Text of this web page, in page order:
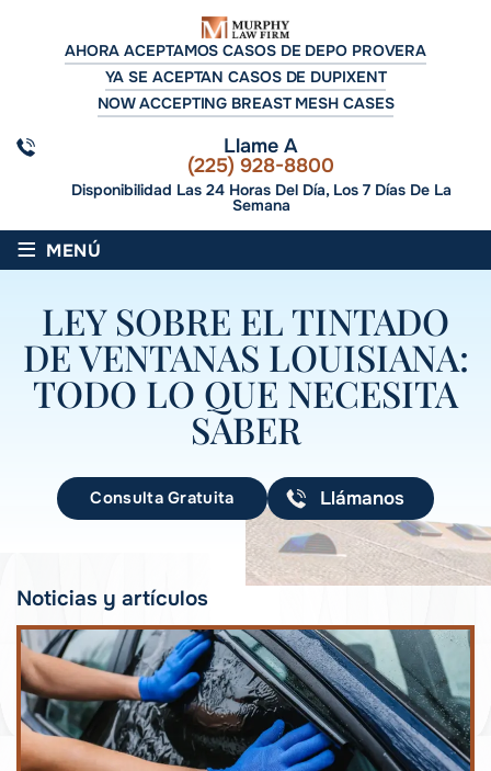
AHORA ACEPTAMOS CASOS DE DEPO PROVERA
YA SE ACEPTAN CASOS DE DUPIXENT
NOW ACCEPTING BREAST MESH CASES
Llame A
(225) 928-8800
Disponibilidad Las 24 Horas Del Día, Los 7 Días De La
Semana
≡ MENÚ
LEY SOBRE EL TINTADO
DE VENTANAS LOUISIANA:
TODO LO QUE NECESITA
SABER
Consulta Gratuita Llámanos
Noticias y artículos